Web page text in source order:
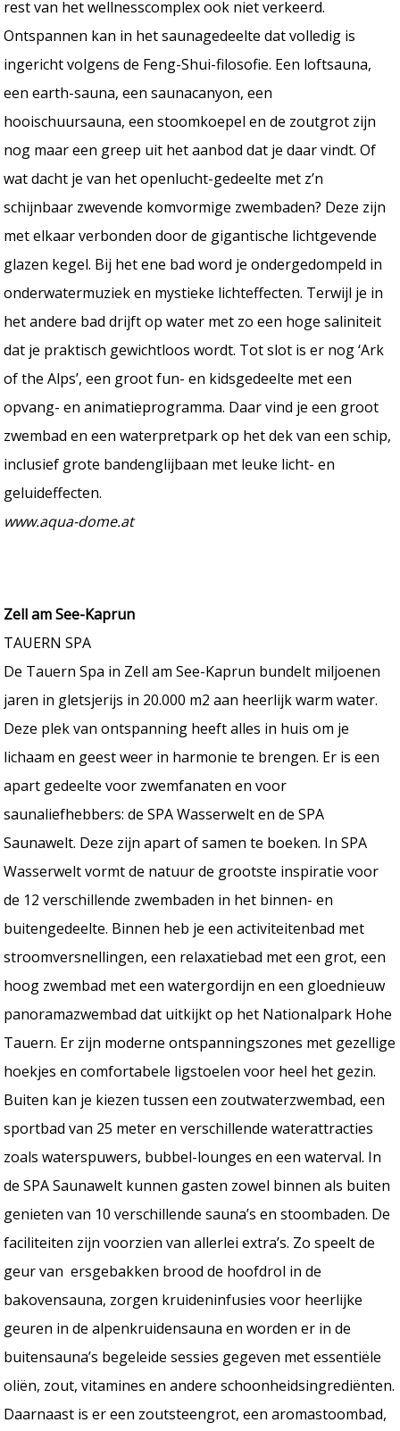
rest van het wellnesscomplex ook niet verkeerd.
Ontspannen kan in het saunagedeelte dat volledig is
ingericht volgens de Feng-Shui-filosofie. Een loftsauna,
een earth-sauna, een saunacanyon, een
hooischuursauna, een stoomkoepel en de zoutgrot zijn
nog maar een greep uit het aanbod dat je daar vindt. Of
wat dacht je van het openlucht-gedeelte met z’n
schijnbaar zwevende komvormige zwembaden? Deze zijn
met elkaar verbonden door de gigantische lichtgevende
glazen kegel. Bij het ene bad word je ondergedompeld in
onderwatermuziek en mystieke lichteffecten. Terwijl je in
het andere bad drijft op water met zo een hoge saliniteit
dat je praktisch gewichtloos wordt. Tot slot is er nog ‘Ark
of the Alps’, een groot fun- en kidsgedeelte met een
opvang- en animatieprogramma. Daar vind je een groot
zwembad en een waterpretpark op het dek van een schip,
inclusief grote bandenglijbaan met leuke licht- en
geluideffecten.
www.aqua-dome.at
Zell am See-Kaprun
TAUERN SPA
De Tauern Spa in Zell am See-Kaprun bundelt miljoenen
jaren in gletsjerijs in 20.000 m2 aan heerlijk warm water.
Deze plek van ontspanning heeft alles in huis om je
lichaam en geest weer in harmonie te brengen. Er is een
apart gedeelte voor zwemfanaten en voor
saunaliefhebbers: de SPA Wasserwelt en de SPA
Saunawelt. Deze zijn apart of samen te boeken. In SPA
Wasserwelt vormt de natuur de grootste inspiratie voor
de 12 verschillende zwembaden in het binnen- en
buitengedeelte. Binnen heb je een activiteitenbad met
stroomversnellingen, een relaxatiebad met een grot, een
hoog zwembad met een watergordijn en een gloednieuw
panoramazwembad dat uitkijkt op het Nationalpark Hohe
Tauern. Er zijn moderne ontspanningszones met gezellige
hoekjes en comfortabele ligstoelen voor heel het gezin.
Buiten kan je kiezen tussen een zoutwaterzwembad, een
sportbad van 25 meter en verschillende waterattracties
zoals waterspuwers, bubbel-lounges en een waterval. In
de SPA Saunawelt kunnen gasten zowel binnen als buiten
genieten van 10 verschillende sauna’s en stoombaden. De
faciliteiten zijn voorzien van allerlei extra’s. Zo speelt de
geur van ersgebakken brood de hoofdrol in de
bakovensauna, zorgen kruideninfusies voor heerlijke
geuren in de alpenkruidensauna en worden er in de
buitensauna’s begeleide sessies gegeven met essentiële
oliën, zout, vitamines en andere schoonheidsingrediënten.
Daarnaast is er een zoutsteengrot, een aromastoombad,